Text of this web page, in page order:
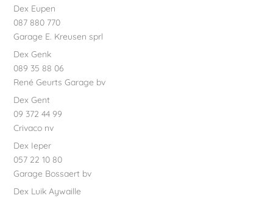
Dex Eupen
087 880 770
Garage E. Kreusen sprl
Dex Genk
089 35 88 06
René Geurts Garage bv
Dex Gent
09 372 44 99
Crivaco nv
Dex Ieper
057 22 10 80
Garage Bossaert bv
Dex Luik Aywaille